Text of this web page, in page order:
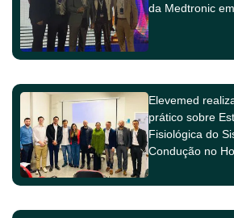
da Medtronic
Elevemed
prático sobre
Fisiológica do
Condução no